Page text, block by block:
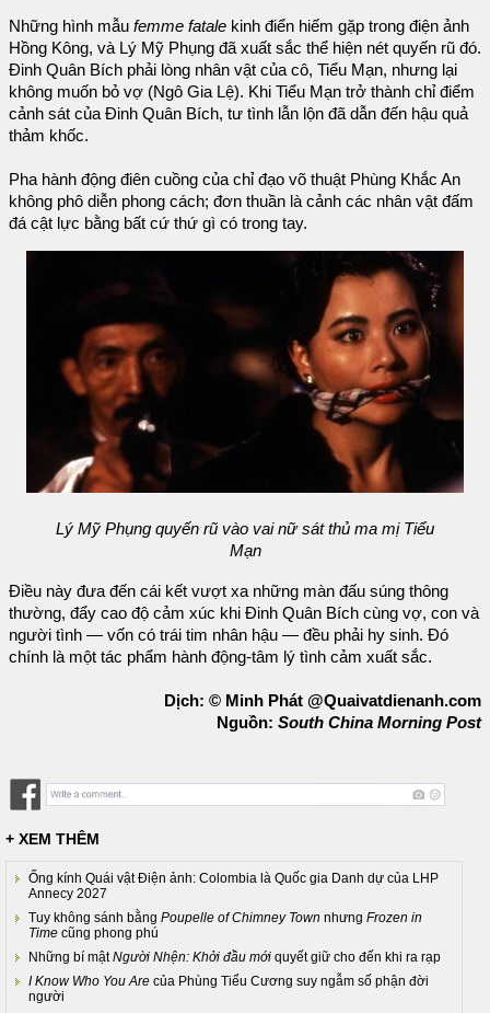
Những hình mẫu femme fatale kinh điển hiếm gặp trong điện ảnh
Hồng Kông, và Lý Mỹ Phụng đã xuất sắc thể hiện nét quyến rũ đó.
Đinh Quân Bích phải lòng nhân vật của cô, Tiểu Mạn, nhưng lại
không muốn bỏ vợ (Ngô Gia Lệ). Khi Tiểu Mạn trở thành chỉ điểm
cảnh sát của Đinh Quân Bích, tư tình lẫn lộn đã dẫn đến hậu quả
thảm khốc.
Pha hành động điên cuồng của chỉ đạo võ thuật Phùng Khắc An
không phô diễn phong cách; đơn thuần là cảnh các nhân vật đấm
đá cật lực bằng bất cứ thứ gì có trong tay.
Lý Mỹ Phụng quyến rũ vào vai nữ sát thủ ma mị Tiểu
Mạn
Điều này đưa đến cái kết vượt xa những màn đấu súng thông
thường, đẩy cao độ cảm xúc khi Đinh Quân Bích cùng vợ, con và
người tình — vốn có trái tim nhân hậu — đều phải hy sinh. Đó
chính là một tác phẩm hành động-tâm lý tình cảm xuất sắc.
Dịch: © Minh Phát @Quaivatdienanh.com
Nguồn: South China Morning Post
+ XEM THÊM
Ống kính Quái vật Điện ảnh: Colombia là Quốc gia Danh dự của LHP
Annecy 2027
Tuy không sánh bằng Poupelle of Chimney Town nhưng Frozen in
Time cũng phong phú
Những bí mậtNgười Nhện: Khởi đầu mới quyết giữ cho đến khi ra rạp
I Know Who You Are của Phùng Tiểu Cương suy ngẫm số phận đời
người